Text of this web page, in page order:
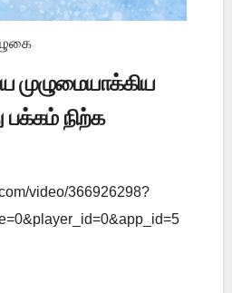
முழுமையாக்கிய
நிற்க
video/366926298?